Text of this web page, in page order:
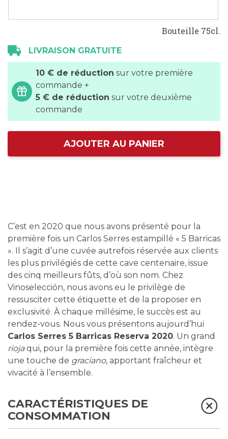
Bouteille 75cl.
LIVRAISON GRATUITE
10 € de réduction sur votre première
commande +
5 € de réduction sur votre deuxième
commande
AJOUTER AU PANIER
C’est en 2020 que nous avons présenté pour la
première fois un Carlos Serres estampillé « 5 Barricas
». Il s’agit d’une cuvée autrefois réservée aux clients
les plus privilégiés de cette cave centenaire, issue
des cinq meilleurs fûts, d’où son nom. Chez
Vinoselección, nous avons eu le privilège de
ressusciter cette étiquette et de la proposer en
exclusivité. À chaque millésime, le succès est au
rendez-vous. Nous vous présentons aujourd’hui
Carlos Serres 5 Barricas Reserva 2020. Un grand
riojaqui, pour la première fois cette année, intègre
une touche de graciano, apportant fraîcheur et
vivacité à l’ensemble.
CARACTÉRISTIQUES DE
CONSOMMATION